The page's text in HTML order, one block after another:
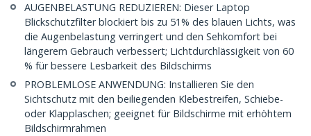
AUGENBELASTUNG REDUZIEREN: Dieser Laptop
Blickschutzfilter blockiert bis zu 51% des blauen Lichts, was
die Augenbelastung verringert und den Sehkomfort bei
längerem Gebrauch verbessert; Lichtdurchlässigkeit von 60
% für bessere Lesbarkeit des Bildschirms
PROBLEMLOSE ANWENDUNG: Installieren Sie den
Sichtschutz mit den beiliegenden Klebestreifen, Schiebe-
oder Klapplaschen; geeignet für Bildschirme mit erhöhtem
Bildschirmrahmen